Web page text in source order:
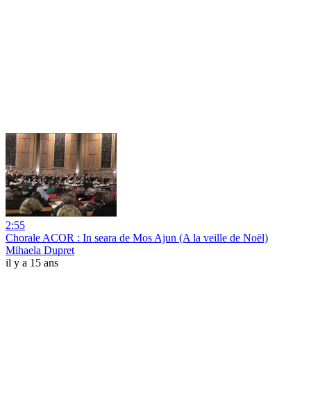
2:55
Chorale ACOR : In seara de Mos Ajun (A la veille de Noël)
Mihaela Dupret
il y a 15 ans